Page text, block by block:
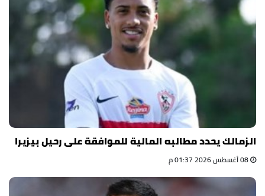
الزمالك يحدد مطالبه المالية للموافقة على رحيل بيزيرا